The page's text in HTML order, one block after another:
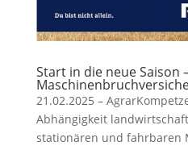
Start in die neue Saison
21.02.2025 –
Abhängigkeit
stationären und fahrbaren